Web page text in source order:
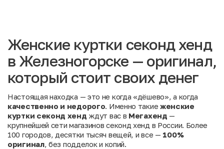
Женские куртки секонд хенд
в Железногорске — оригинал,
который стоит своих денег
Настоящая находка — это не когда «дёшево», а когда
качественно и недорого. Именно такие женские
куртки секонд хенд ждут вас в Мегахенд —
крупнейшей сети магазинов секонд хенд в России. Более
100 городов, десятки тысяч вещей, и все — 100%
оригинал, без подделок и копий.